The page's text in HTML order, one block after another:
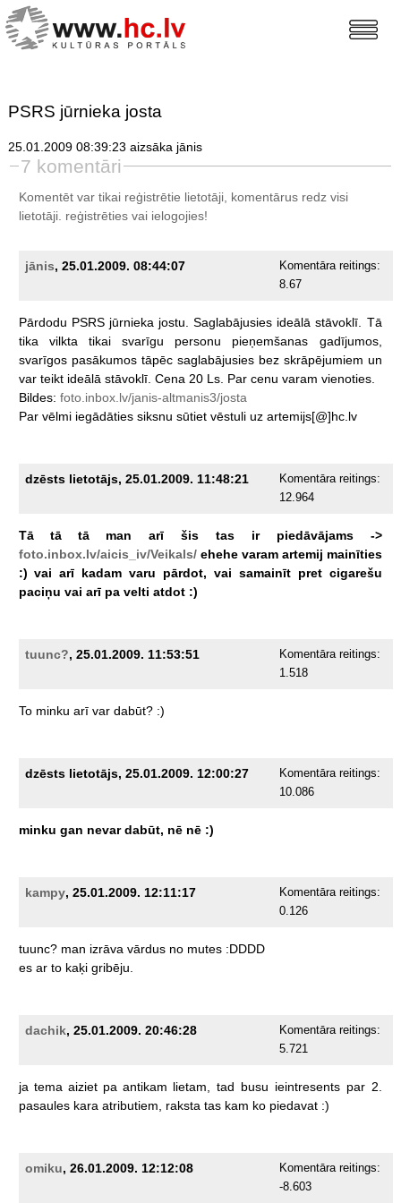
PSRS jūrnieka josta
25.01.2009 08:39:23 aizsāka jānis
7 komentāri
Komentēt var tikai reģistrētie lietotāji, komentārus redz visi
lietotāji. reģistrētiesvai ielogojies!
jānis, 25.01.2009. 08:44:07
Komentāra reitings:
8.67
Pārdodu PSRS jūrnieka jostu. Saglabājusies ideālā stāvoklī.
Tā
tika
vilkta tikai svarīgu personu pieņemšanas
gadījumos,
svarīgos pasākumos tāpēc saglabājusies bez skrāpējumiem un
var teikt ideālā stāvoklī. Cena 20 Ls. Par cenu varam vienoties.
Bildes: foto.inbox.lv/janis-altmanis3/josta
Par vēlmi iegādāties siksnu sūtiet vēstuli uz artemijs[@]hc.lv
dzēsts lietotājs, 25.01.2009. 11:48:21
Komentāra reitings:
12.964
Tā tā tā man arī šis tas ir piedāvājams
->
foto.inbox.lv/aicis_iv/Veikals/ ehehe varam artemij mainīties
:) vai arī kadam varu pārdot, vai samainīt pret cigarešu
paciņu vai arī pa velti atdot :)
tuunc?, 25.01.2009. 11:53:51
Komentāra reitings:
1.518
To minku arī var dabūt? :)
dzēsts lietotājs, 25.01.2009. 12:00:27
Komentāra reitings:
10.086
minku gan nevar dabūt, nē nē :)
kampy, 25.01.2009. 12:11:17
Komentāra reitings:
0.126
tuunc? man izrāva vārdus no mutes :DDDD
es ar to kaķi gribēju.
dachik, 25.01.2009. 20:46:28
Komentāra reitings:
5.721
ja tema aiziet pa antikam lietam, tad busu ieintresents par 2.
pasaules kara atributiem, raksta tas kam ko piedavat :)
omiku, 26.01.2009. 12:12:08
Komentāra reitings:
-8.603